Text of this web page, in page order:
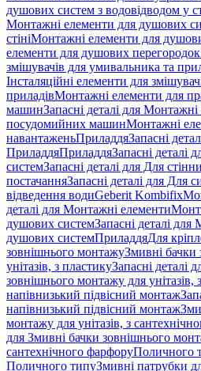
душових систем з водовідводом у
Монтажні елементи для душових
стініМонтажні елементи для
елементи для душових перегородок
змішувачів для умивальника та
Інсталяційні елементи для
приладівМонтажні елементи для
машинЗапасні деталі для
посудомийних машинМонтажні
навантаженьПриладдяЗапасні
ПриладдяПриладдяЗапасні деталі
системЗапасні деталі для Для
постачанняЗапасні деталі для Для
відведення водиGeberit Kombifix
деталі для Монтажні елементи
душових системЗапасні деталі
душових системПриладдяДля
зовнішнього монтажуЗмивні бачки
унітазів, з пластикуЗапасні деталі
зовнішнього монтажу для унітазів,
напівнизький підвісний монтаж
напівнизький підвісний монтаж
монтажу для унітазів, з
для Змивні бачки зовнішнього
сантехнічного фарфоруПоличного
Поличного типуЗмивні патрубки